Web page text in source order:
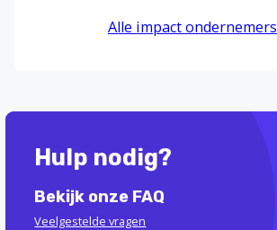
Alle impact ondernemers
Hulp nodig?
Bekijk onze FAQ
Veelgestelde vragen